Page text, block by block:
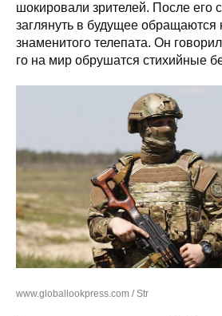
шокировали зрителей. После
заглянуть в будущее обращаются
знаменитого телепата. Он
го на мир обрушатся стихийные
www.globallookpress.com / Str